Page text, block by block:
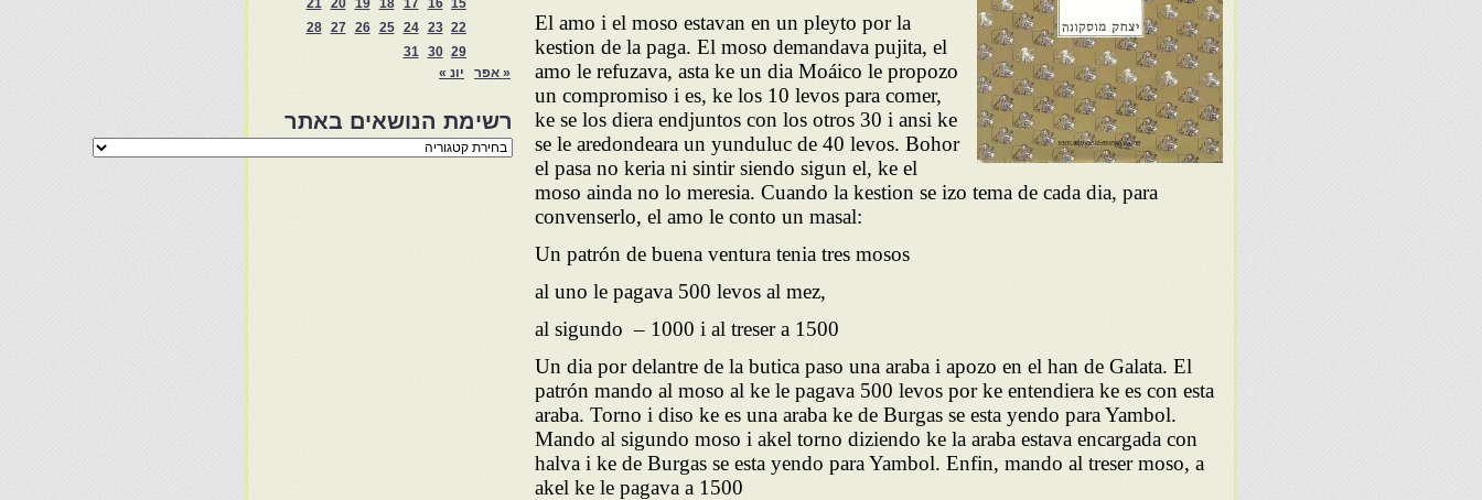
El amo i el moso estavan en un pleyto por la
kestion de la paga. El moso demandava pujita, el
amo le refuzava, asta ke un dia Moáico le propozo
un compromiso i es, ke los 10 levos para comer,
ke se los diera endjuntos con los otros 30 i ansi ke
se le aredondeara un yunduluc de 40 levos. Bohor
el pasa no keria ni sintir siendo sigun el, ke el
moso ainda no lo meresia. Cuando la kestion se izo tema de cada dia, para
convenserlo, el amo le conto un masal:
Un patrón de buena ventura tenia tres mosos
al uno le pagava 500 levos al mez,
al sigundo – 1000 i al treser a 1500
Un dia por delantre de la butica paso una araba i apozo en el han de Galata. El
patrón mando al moso al ke le pagava 500 levos por ke entendiera ke es con esta
araba. Torno i diso ke es una araba ke de Burgas se esta yendo para Yambol.
Mando al sigundo moso i akel torno diziendo ke la araba estava encargada con
halva i ke de Burgas se esta yendo para Yambol. Enfin, mando al treser moso, a
akel ke le pagava a 1500
15
16
17
18
19
20
21
22
23
24
25
26
27
28
29
30
31
« אפר
יונ »
רשימת הנושאים באתר
רשימת
הנושאים